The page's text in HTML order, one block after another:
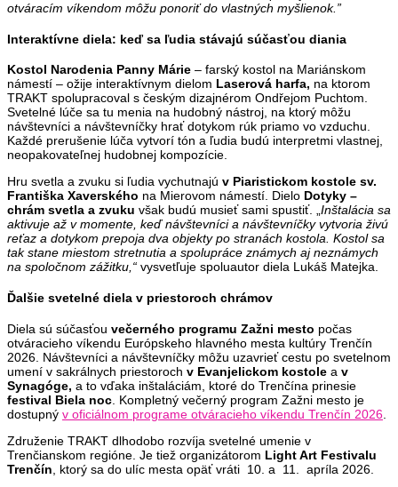
otváracím víkendom môžu ponoriť do vlastných myšlienok.”
Interaktívne diela: keď sa ľudia stávajú súčasťou diania
Kostol Narodenia Panny Márie – farský kostol na Mariánskom
námestí – ožije interaktívnym dielom Laserová harfa, na ktorom
TRAKT spolupracoval s českým dizajnérom Ondřejom Puchtom.
Svetelné lúče sa tu menia na hudobný nástroj, na ktorý môžu
návštevníci a návštevníčky hrať dotykom rúk priamo vo vzduchu.
Každé prerušenie lúča vytvorí tón a ľudia budú interpretmi vlastnej,
neopakovateľnej hudobnej kompozície.
Hru svetla a zvuku si ľudia vychutnajú v Piaristickom kostole sv.
Františka Xaverského na Mierovom námestí. Dielo Dotyky –
chrám svetla a zvuku však budú musieť sami spustiť. „Inštalácia sa
aktivuje až v momente, keď návštevníci a návštevníčky vytvoria živú
reťaz a dotykom prepoja dva objekty po stranách kostola. Kostol sa
tak stane miestom stretnutia a spolupráce známych aj neznámych
na spoločnom zážitku,“ vysvetľuje spoluautor diela Lukáš Matejka.
Ďalšie svetelné diela v priestoroch chrámov
Diela sú súčasťou večerného programu Zažni mesto počas
otváracieho víkendu Európskeho hlavného mesta kultúry Trenčín
2026. Návštevníci a návštevníčky môžu uzavrieť cestu po svetelnom
umení v sakrálnych priestoroch v Evanjelickom kostole a v
Synagóge, a to vďaka inštaláciám, ktoré do Trenčína prinesie
festival Biela noc . Kompletný večerný program Zažni mesto je
dostupný v oficiálnom programe otváracieho víkendu Trenčín 2026
Združenie TRAKT dlhodobo rozvíja svetelné umenie v
Trenčianskom regióne. Je tiež organizátorom Light Art Festivalu
Trenčín , ktorý sa do ulíc mesta opäť vráti 10. a 11. apríla 2026.